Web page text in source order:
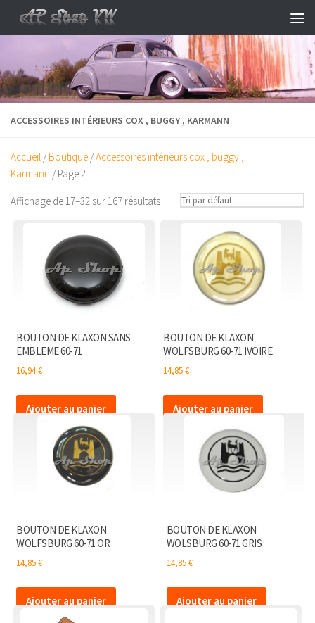
Skip to content
ACCESSOIRES INTÉRIEURS COX , BUGGY , KARMANN
Accueil / Boutique /Accessoires intérieurs cox , buggy ,
Karmann / Page 2
Affichage de 17–32 sur 167 résultats
BOUTON DE KLAXON SANS
EMBLEME 60-71
16,94€
Ajouter au panier
BOUTON DE KLAXON
WOLFSBURG 60-71 IVOIRE
14,85€
Ajouter au panier
BOUTON DE KLAXON
WOLFSBURG 60-71 OR
14,85€
Ajouter au panier
BOUTON DE KLAXON
WOLSBURG 60-71 GRIS
14,85€
Ajouter au panier